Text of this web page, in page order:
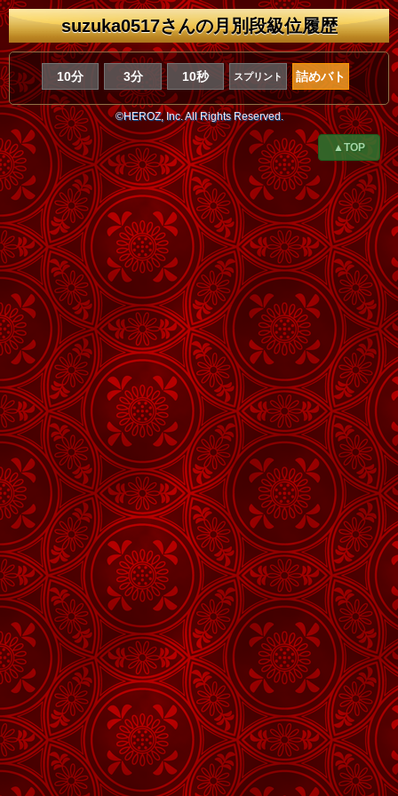
suzuka0517さんの月別段級位履歴
10分 3分 10秒 スプリント 詰めバト
©HEROZ, Inc. All Rights Reserved.
▲TOP